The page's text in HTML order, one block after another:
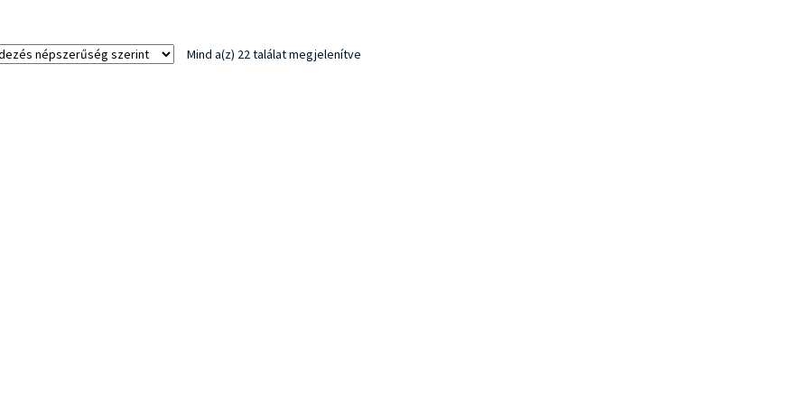
Mind a(z) 22 találat megjelenítveSorted